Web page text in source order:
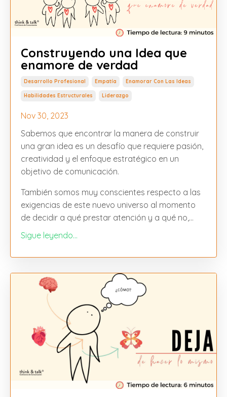
Construyendo una Idea que
enamore de verdad
Desarrollo Profesional Empatía Enamorar Con Las Ideas
Habilidades Estructurales Liderazgo
Nov 30, 2023
Sabemos que encontrar la manera de construir
una gran idea es un desafío que requiere pasión,
creatividad y el enfoque estratégico en un
objetivo de comunicación.
También somos muy conscientes respecto a las
exigencias de este nuevo universo al momento
de decidir a qué prestar atención y a qué no, ...
Sigue leyendo...